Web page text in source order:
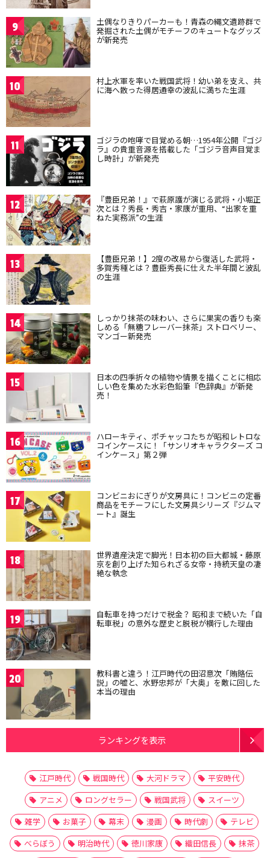
9 土偶なりきりパーカーも！青森の縄文遺跡群で
発掘された土偶がモチーフのキュートなグッズ
が新発売
10 村上水軍を率いた戦国武将！幼い弟を支え、共
に海へ散った得居通幸の波乱に満ちた生涯
11 ゴジラの咆哮で目覚める朝…1954年公開『ゴジ
ラ』の貴重音源を搭載した「ゴジラ音声目覚ま
し時計」が新発売
12 『豊臣兄弟！』で萩原護が演じる武将・小堀正
次とは？秀長・秀吉・家康が重用、“出家を重
ねた実務派”の生涯
13 【豊臣兄弟！】2度の改易から復活した武将・
多賀秀種とは？豊臣秀長に仕えた半年間と波乱
の生涯
14 しっかり抹茶の味わい、さらに果実の香りも楽
しめる「無糖フレーバー抹茶」ストロベリー、
マンゴー新発売
15 日本の四季折々の植物や情景を描くことに相応
しい色を集めた水彩色鉛筆『色辞典』が新発
売！
16 ハローキティ、ポチャッコたちが昭和レトロな
コインケースに！「サンリオキャラクターズ コ
インケース」第２弾
17 コンビニおにぎりが文房具に！コンビニの定番
商品をモチーフにした文房具シリーズ『ジムマ
ート』誕生
18 世界遺産決定で脚光！日本初の巨大都城・藤原
京を創り上げた知られざる女帝・持統天皇の凄
絶な執念
19 自転車を持つだけで税金？ 昭和まで続いた「自
転車税」の意外な歴史と脱税が横行した理由
20 教科書と違う！江戸時代の田沼意次「賄賂伝
説」の嘘と、水野忠邦が「大奥」を敵に回した
本当の理由
ランキングを表示
江戸時代 戦国時代 大河ドラマ
平安時代
アニメ
ロングセラー 戦国武将
スイーツ
雑学
お菓子 幕末 漫画 時代劇
テレビ
べらぼう
明治時代 徳川家康 織田信長
抹茶